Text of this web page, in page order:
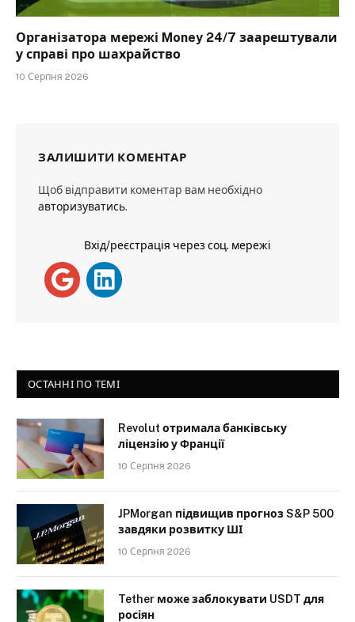
Організатора мережі Money 24/7 заарештували
у справі про шахрайство
10 Серпня 2026
ЗАЛИШИТИ КОМЕНТАР
Щоб відправити коментар вам необхідно
авторизуватись.
Вхід/реєстрація через соц. мережі
ОСТАННІ ПО ТЕМІ
Revolut отримала банківську
ліцензію у Франції
10 Серпня 2026
JPMorgan підвищив прогноз S&P 500
завдяки розвитку ШІ
10 Серпня 2026
Tether може заблокувати USDT для
росіян